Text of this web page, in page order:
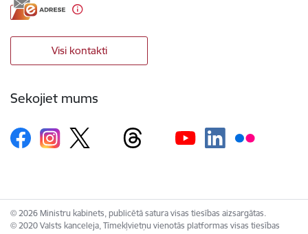
Visi kontakti
Sekojiet mums
© 2026 Ministru kabinets, publicētā satura visas tiesības aizsargātas.
© 2020 Valsts kanceleja, Tīmekļvietņu vienotās platformas visas tiesības